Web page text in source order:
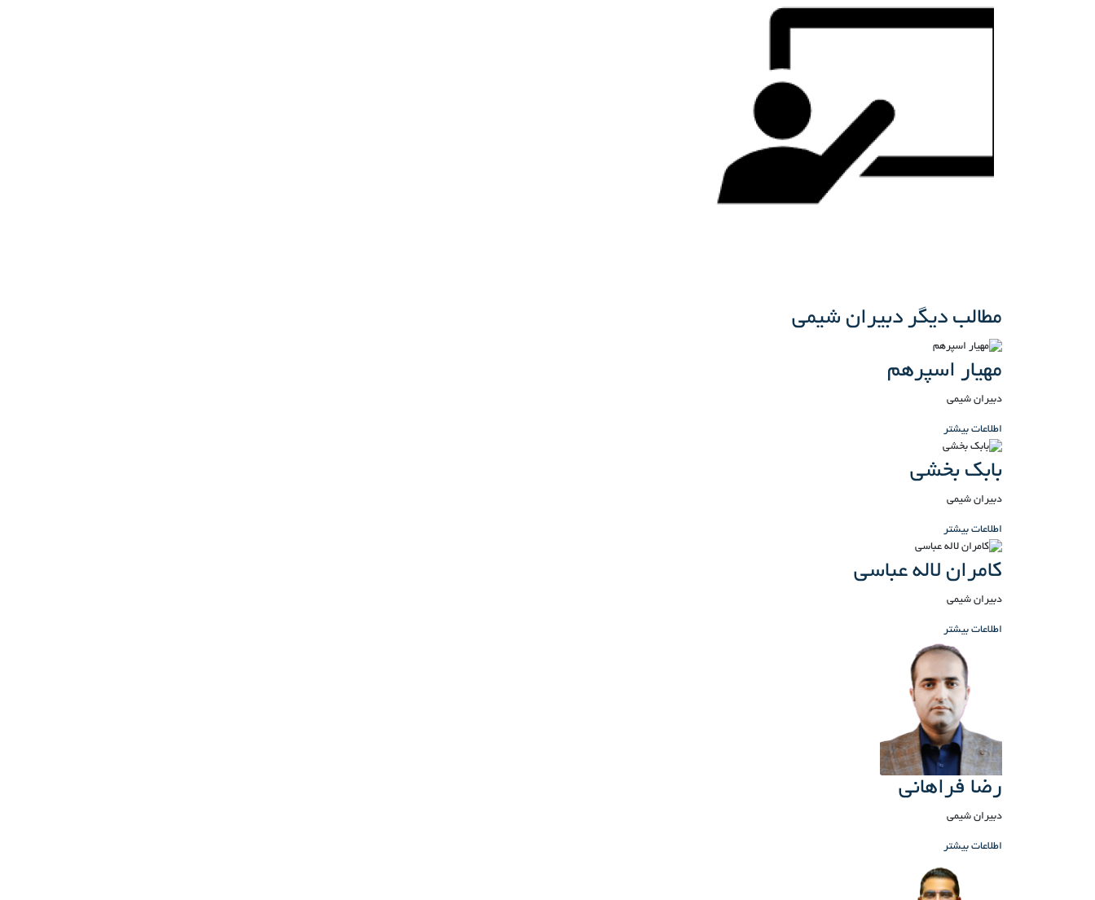
مطالب دیگر دبیران شیمی
مهیار اسپرهم
دبیران شیمی
اطلاعات بیشتر
بابک بخشی
دبیران شیمی
اطلاعات بیشتر
کامران لاله عباسی
دبیران شیمی
اطلاعات بیشتر
رضا فراهانی
دبیران شیمی
اطلاعات بیشتر